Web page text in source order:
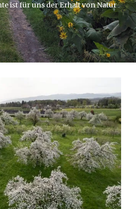
ist für uns der Erhalt von Natur